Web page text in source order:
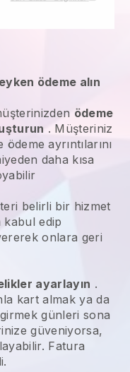
ödeme alın
ödeme
. Müşteriniz
ayrıntılarını
daha kısa
belirli bir hizmet
kabul edip
onlara geri
ayarlayın .
kart almak ya da
günleri sona
güveniyorsa,
Fatura